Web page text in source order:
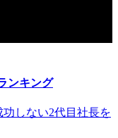
ンキング
しない2代目社長を